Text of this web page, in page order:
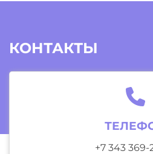
КОНТАКТЫ
+7 343 369-